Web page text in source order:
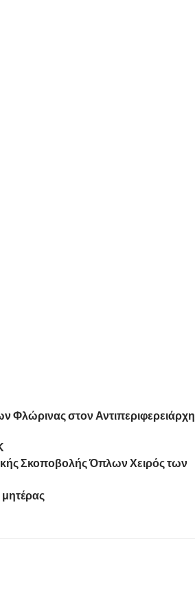
Φλώρινας στον Αντιπεριφερειάρχη
Σκοποβολής Όπλων Χειρός των